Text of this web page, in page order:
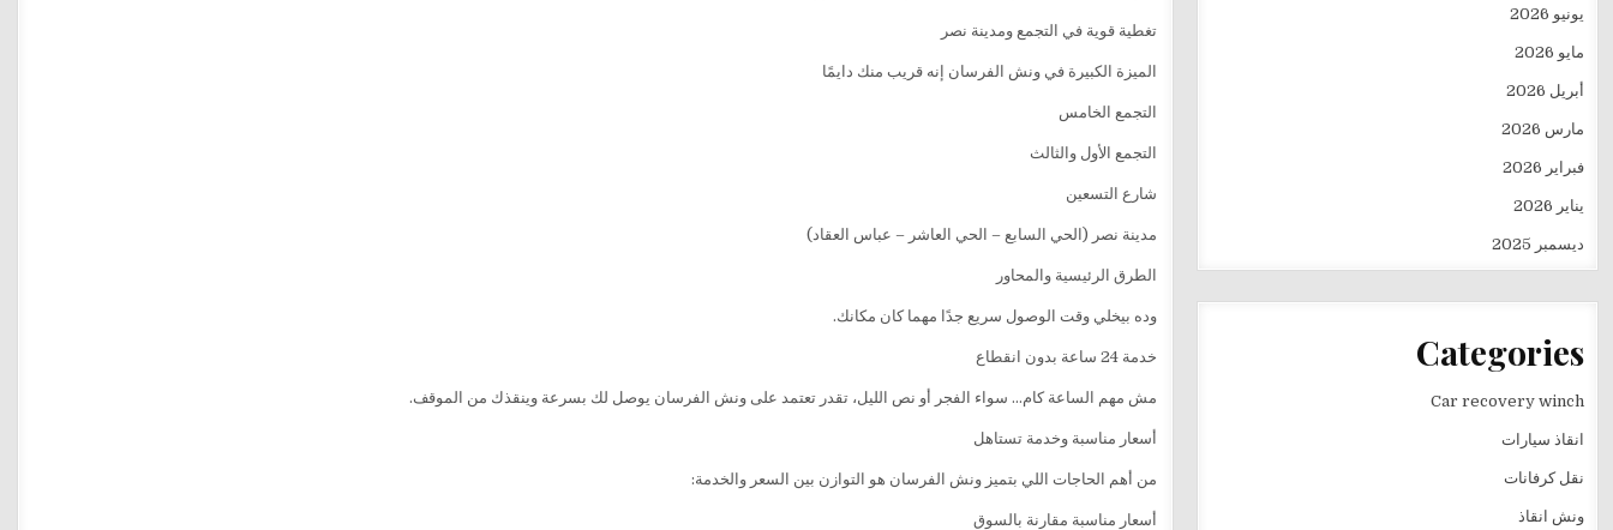
تغطية قوية في التجمع ومدينة نصر
الميزة الكبيرة في ونش الفرسان إنه قريب منك دايمًا
التجمع الخامس
التجمع الأول والثالث
شارع التسعين
مدينة نصر (الحي السابع – الحي العاشر – عباس العقاد)
الطرق الرئيسية والمحاور
وده بيخلي وقت الوصول سريع جدًا مهما كان مكانك.
خدمة 24 ساعة بدون انقطاع
مش مهم الساعة كام… سواء الفجر أو نص الليل، تقدر تعتمد على ونش الفرسان يوصل لك بسرعة وينقذك من الموقف.
أسعار مناسبة وخدمة تستاهل
من أهم الحاجات اللي بتميز ونش الفرسان هو التوازن بين السعر والخدمة:
أسعار مناسبة مقارنة بالسوق
يونيو 2026
مايو 2026
أبريل 2026
مارس 2026
فبراير 2026
يناير 2026
ديسمبر 2025
Categories
Car recovery winch
انقاذ سيارات
نقل كرفانات
ونش انقاذ